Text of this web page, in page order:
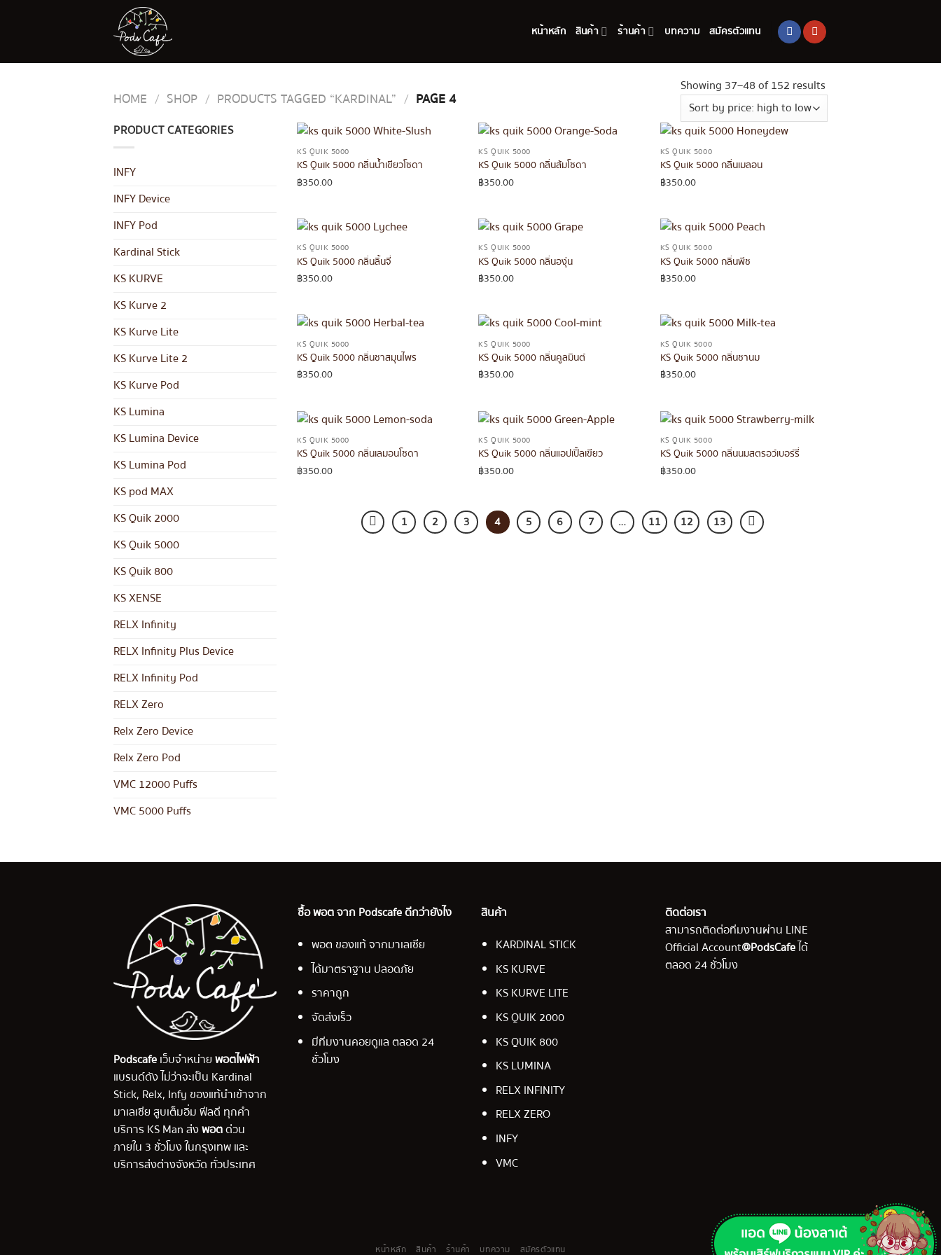
หน้าหลัก สินค้า ร้านค้า บทความ สมัครตัวแทน
HOME / SHOP / PRODUCTS TAGGED “KARDINAL” / PAGE 4
Showing 37–48 of 152 results
PRODUCT CATEGORIES
INFY
INFY Device
INFY Pod
Kardinal Stick
KS KURVE
KS Kurve 2
KS Kurve Lite
KS Kurve Lite 2
KS Kurve Pod
KS Lumina
KS Lumina Device
KS Lumina Pod
KS pod MAX
KS Quik 2000
KS Quik 5000
KS Quik 800
KS XENSE
RELX Infinity
RELX Infinity Plus Device
RELX Infinity Pod
RELX Zero
Relx Zero Device
Relx Zero Pod
VMC 12000 Puffs
VMC 5000 Puffs
KS QUIK 5000
KS Quik 5000 กลิ่นน้ำเขียวโซดา
฿350.00
KS QUIK 5000
KS Quik 5000 กลิ่นส้มโซดา
฿350.00
KS QUIK 5000
KS Quik 5000 กลิ่นเมลอน
฿350.00
KS QUIK 5000
KS Quik 5000 กลิ่นลิ้นจี่
฿350.00
KS QUIK 5000
KS Quik 5000 กลิ่นองุ่น
฿350.00
KS QUIK 5000
KS Quik 5000 กลิ่นพีช
฿350.00
KS QUIK 5000
KS Quik 5000 กลิ่นชาสมุนไพร
฿350.00
KS QUIK 5000
KS Quik 5000 กลิ่นคูลมินต์
฿350.00
KS QUIK 5000
KS Quik 5000 กลิ่นชานม
฿350.00
KS QUIK 5000
KS Quik 5000 กลิ่นเลมอนโซดา
฿350.00
KS QUIK 5000
KS Quik 5000 กลิ่นแอปเปิ้ลเขียว
฿350.00
KS QUIK 5000
KS Quik 5000 กลิ่นนมสตรอว์เบอร์รี่
฿350.00
1 2 3 4 5 6 7 … 11 12 13
Podscafeเว็บจำหน่ายพอตไฟฟ้า
แบรนด์ดัง ไม่ว่าจะเป็น Kardinal
Stick, Relx, Infy ของแท้นำเข้าจาก
มาเลเซีย สูบเต็มอิ่ม ฟีลดี ทุกคำ
บริการ KS Man ส่งพอตด่วน
ภายใน 3 ชั่วโมง ในกรุงเทพ และ
บริการส่งต่างจังหวัด ทั่วประเทศ
ซื้อ พอต จาก Podscafe ดีกว่ายังไง
พอต ของแท้ จากมาเลเซีย
ได้มาตราฐาน ปลอดภัย
ราคาถูก
จัดส่งเร็ว
มีทีมงานคอยดูแล ตลอด 24
ชั่วโมง
สินค้า
KARDINAL STICK
KS KURVE
KS KURVE LITE
KS QUIK 2000
KS QUIK 800
KS LUMINA
RELX INFINITY
RELX ZERO
INFY
VMC
ติดต่อเรา
สามารถติดต่อทีมงานผ่าน LINE
Official Account@PodsCafeได้
ตลอด 24 ชั่วโมง
หน้าหลัก สินค้า ร้านค้า บทความ สมัครตัวแทน